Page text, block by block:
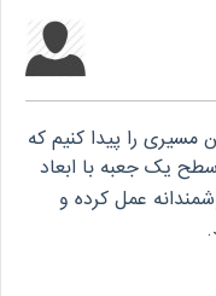
مسیری را پیدا کنیم که
یک جعبه با ابعاد
عمل کرده و